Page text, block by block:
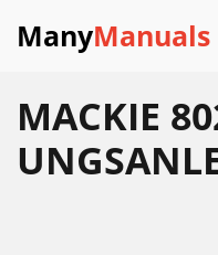
ManyManuals
MACKIE